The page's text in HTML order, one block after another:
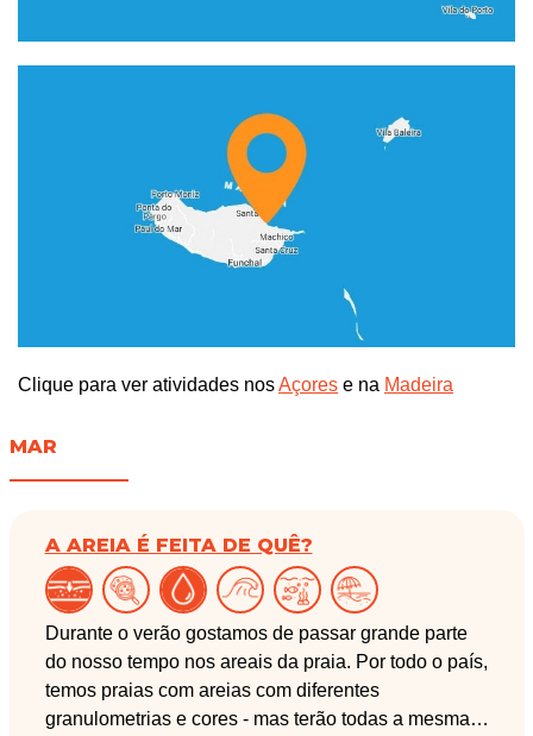
MAR
A AREIA É FEITA DE QUÊ?
Durante o verão gostamos de passar grande parte
do nosso tempo nos areais da praia. Por todo o país,
temos praias com areias com diferentes
granulometrias e cores - mas terão todas a mesma
Clique para ver atividades nosAçores e na Madeira